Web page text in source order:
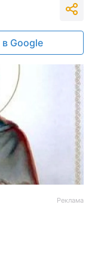
в Google
Реклама